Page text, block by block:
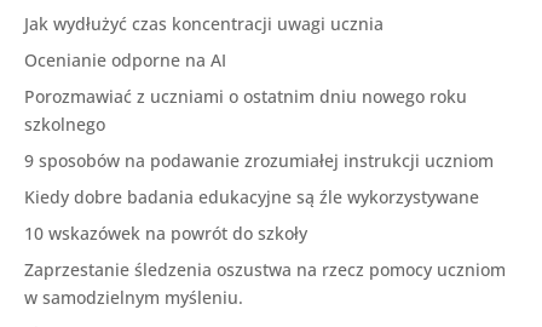
Jak wydłużyć czas koncentracji uwagi ucznia
Ocenianie odporne na AI
Porozmawiać z uczniami o ostatnim dniu nowego roku
szkolnego
9 sposobów na podawanie zrozumiałej instrukcji uczniom
Kiedy dobre badania edukacyjne są źle wykorzystywane
10 wskazówek na powrót do szkoły
Zaprzestanie śledzenia oszustwa na rzecz pomocy uczniom
w samodzielnym myśleniu.